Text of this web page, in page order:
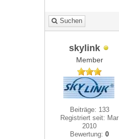
Suchen
skylink
Member
Beiträge: 133
Registriert seit: Mar
2010
Bewertung:0